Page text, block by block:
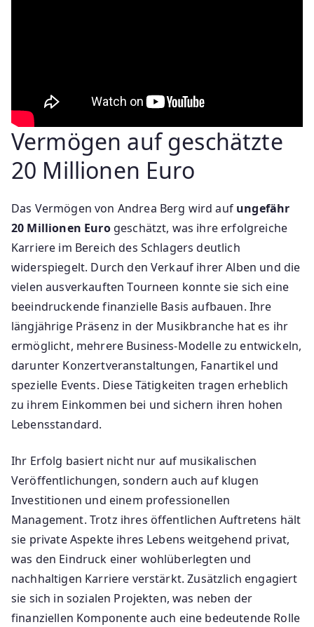
Vermögen auf geschätzte
20 Millionen Euro
Das Vermögen von Andrea Berg wird auf ungefähr
20 Millionen Eurogeschätzt, was ihre erfolgreiche
Karriere im Bereich des Schlagers deutlich
widerspiegelt. Durch den Verkauf ihrer Alben und die
vielen ausverkauften Tourneen konnte sie sich eine
beeindruckende finanzielle Basis aufbauen. Ihre
längjährige Präsenz in der Musikbranche hat es ihr
ermöglicht, mehrere Business-Modelle zu entwickeln,
darunter Konzertveranstaltungen, Fanartikel und
spezielle Events. Diese Tätigkeiten tragen erheblich
zu ihrem Einkommen bei und sichern ihren hohen
Lebensstandard.
Ihr Erfolg basiert nicht nur auf musikalischen
Veröffentlichungen, sondern auch auf klugen
Investitionen und einem professionellen
Management. Trotz ihres öffentlichen Auftretens hält
sie private Aspekte ihres Lebens weitgehend privat,
was den Eindruck einer wohlüberlegten und
nachhaltigen Karriere verstärkt. Zusätzlich engagiert
sie sich in sozialen Projekten, was neben der
finanziellen Komponente auch eine bedeutende Rolle